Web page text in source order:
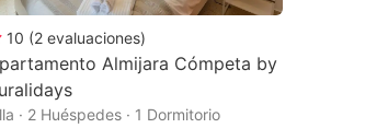
10 (2 evaluaciones)
Almijara Cómpeta by
· 2 Huéspedes · 1 Dormitorio